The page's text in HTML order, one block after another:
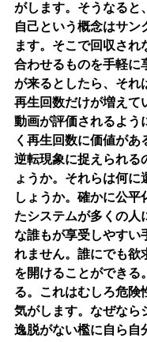
がします。そうなると
自己という概念はサン
ます。そこで回収され
合わせるものを手軽に
が来るとしたら、それ
再生回数だけが増えて
動画が評価されるよう
く再生回数に価値があ
逆転現象に捉えられる
ょうか。それらは何に
しょうか。確かに公平
たシステムが多くの人
な誰もが享受しやすい
れません。誰にでも欲
を開けることができる
る。これはむしろ危険
気がします。なぜなら
逸脱がない檻に自ら自